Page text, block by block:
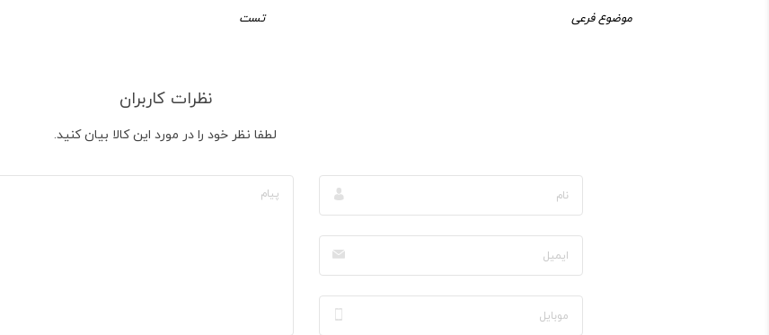
موضوع فرعی تست
نظرات کاربران
لطفا نظر خود را در مورد این کالا بیان کنید.